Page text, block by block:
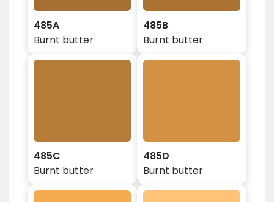
485A
Burnt butter
485B
Burnt butter
485C
Burnt butter
485D
Burnt butter